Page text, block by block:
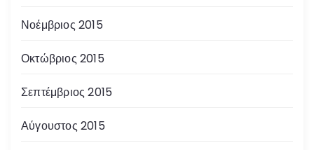
Νοέμβριος 2015
Οκτώβριος 2015
Σεπτέμβριος 2015
Αύγουστος 2015